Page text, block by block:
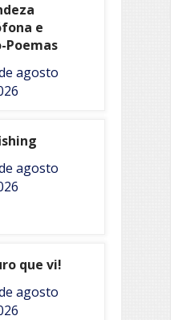
e
Poemas
agosto
agosto
que vi!
agosto